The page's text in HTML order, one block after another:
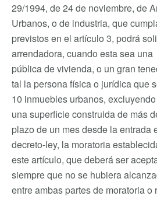
29/1994, de 24 de noviembre, de
Urbanos, o de industria, que
previstos en el artículo 3, podrá
arrendadora, cuando esta sea
pública de vivienda, o un gran
tal la persona física o jurídica que
10 inmuebles urbanos,
una superficie construida de más
plazo de un mes desde la entrada
decreto-ley, la moratoria
este artículo, que deberá ser
siempre que no se hubiera
entre ambas partes de moratoria o